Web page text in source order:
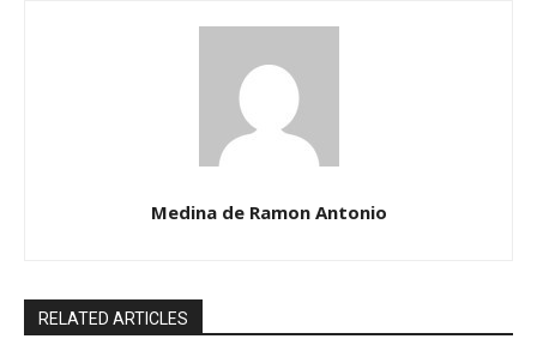
Medina de Ramon Antonio
RELATED ARTICLES